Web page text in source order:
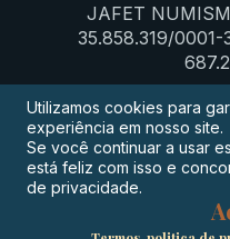
JAFET
35.858.319/
Termos
Utilizamos cookies para
experiência em nosso site.
Se você continuar a usar
está feliz com isso e
de privacidade.